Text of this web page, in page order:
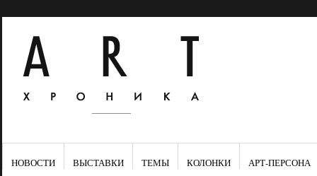
НОВОСТИ ВЫСТАВКИ ТЕМЫ КОЛОНКИ АРТ-ПЕРСОНА